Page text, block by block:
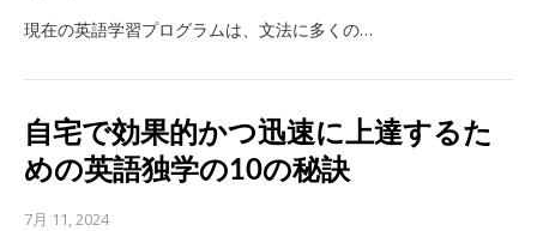
現在の英語学習プログラムは、文法に多くの…
自宅で効果的かつ迅速に上達するた
めの英語独学の10の秘訣
7月 11, 2024